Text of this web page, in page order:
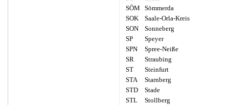
SÖM
Sömmerda
SOK
Saale-Orla-Kreis
SON
Sonneberg
SP
Speyer
SPN
Spree-Neiße
SR
Straubing
ST
Steinfurt
STA
Starnberg
STD
Stade
STL
Stollberg